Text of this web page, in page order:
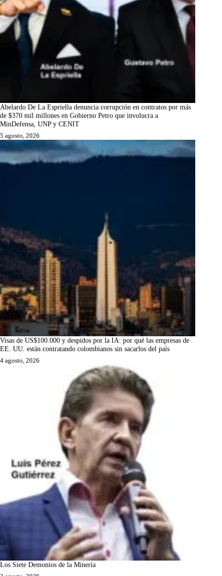
Abelardo De La Espriella denuncia corrupción en contratos por más
de $370 mil millones en Gobierno Petro que involucra a
MinDefensa, UNP y CENIT
5 agosto, 2026
Visas de US$100.000 y despidos por la IA: por qué las empresas de
EE. UU. están contratando colombianos sin sacarlos del país
4 agosto, 2026
Los Siete Demonios de la Minería